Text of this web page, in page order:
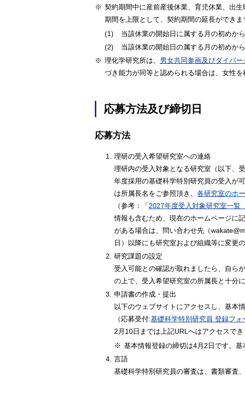
※ 契約期間中に産前産後休業、育児休業、出
期間を上限として、契約期間の延長ができま
(1)
当該休業の開始日に属する月の初めか
(2)
当該休業の開始日の属する月の初めか
※ 理化学研究所は、 男女共同参画及びダイバー
づき能力が同等と認められる場合は、女性を
応募方法及び締切日
応募方法
1.
理研の受入希望研究室への連絡
理研内の受入対象となる研究室（以下、
年度採用の基礎科学特別研究員の受入が
は所属長名をご参照頂き、各研究室のホ
（参考：「2027年度受入対象研究室一覧
情報も含むため、現在のホームページに
がある場合は、問い合わせ先（
日）以降にも研究室および組織等に変更
2.
研究課題の設定
受入可能との確認が取れましたら、自ら
の上で、受入希望研究室の所属長と十分
3.
申請書の作成・提出
以下のウェブサイトにアクセスし、基本
（応募受付:基礎科学特別研究員 登録フォ
2月10日までは上記URLへはアクセスで
※ 基本情報登録の締切は4月2日です。
4. 言語
基礎科学特別研究員の審査は、書類審査